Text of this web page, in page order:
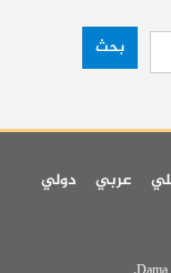
عربي
دولي